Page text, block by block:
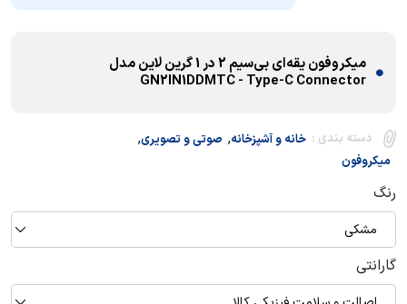
میکروفون یقه‌ای بی‌سیم 2 در 1 گرین لاین مدل
GN2IN1DDMTC - Type-C Connector
دسته بندی : خانه و آشپزخانه, صوتی و تصویری,
میکروفون
رنگ
مشکی
گارانتی